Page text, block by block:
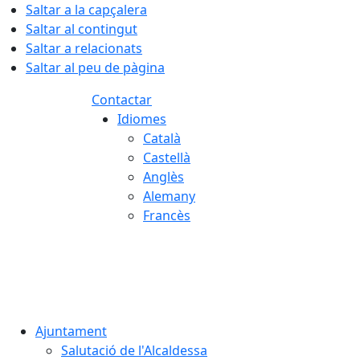
Saltar a la capçalera
Saltar al contingut
Saltar a relacionats
Saltar al peu de pàgina
Contactar
Idiomes
Català
Castellà
Anglès
Alemany
Francès
Ajuntament
Salutació de l'Alcaldessa